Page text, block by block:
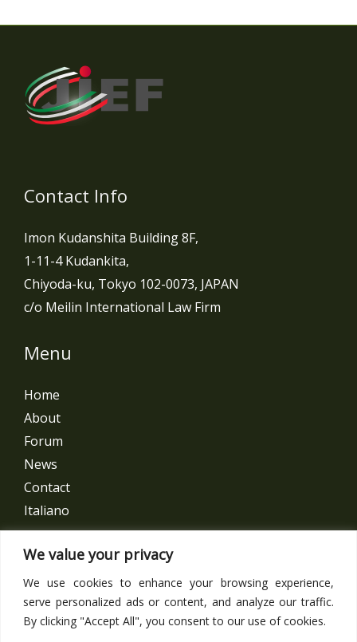
We value your privacy
We use cookies to enhance your browsing experience,
serve personalized ads or content, and analyze our traffic.
By clicking "Accept All", you consent to our use of cookies.
Contact Info
Imon Kudanshita Building 8F,
1-11-4 Kudankita,
Chiyoda-ku, Tokyo 102-0073, JAPAN
c/o Meilin International Law Firm
Menu
Home
About
Forum
News
Contact
Italiano
Get In Touch
Follow us
Facebook